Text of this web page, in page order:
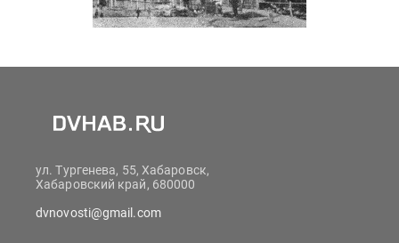
ул. Тургенева, 55, Хабаровск,
Хабаровский край, 680000
dvnovosti@gmail.com